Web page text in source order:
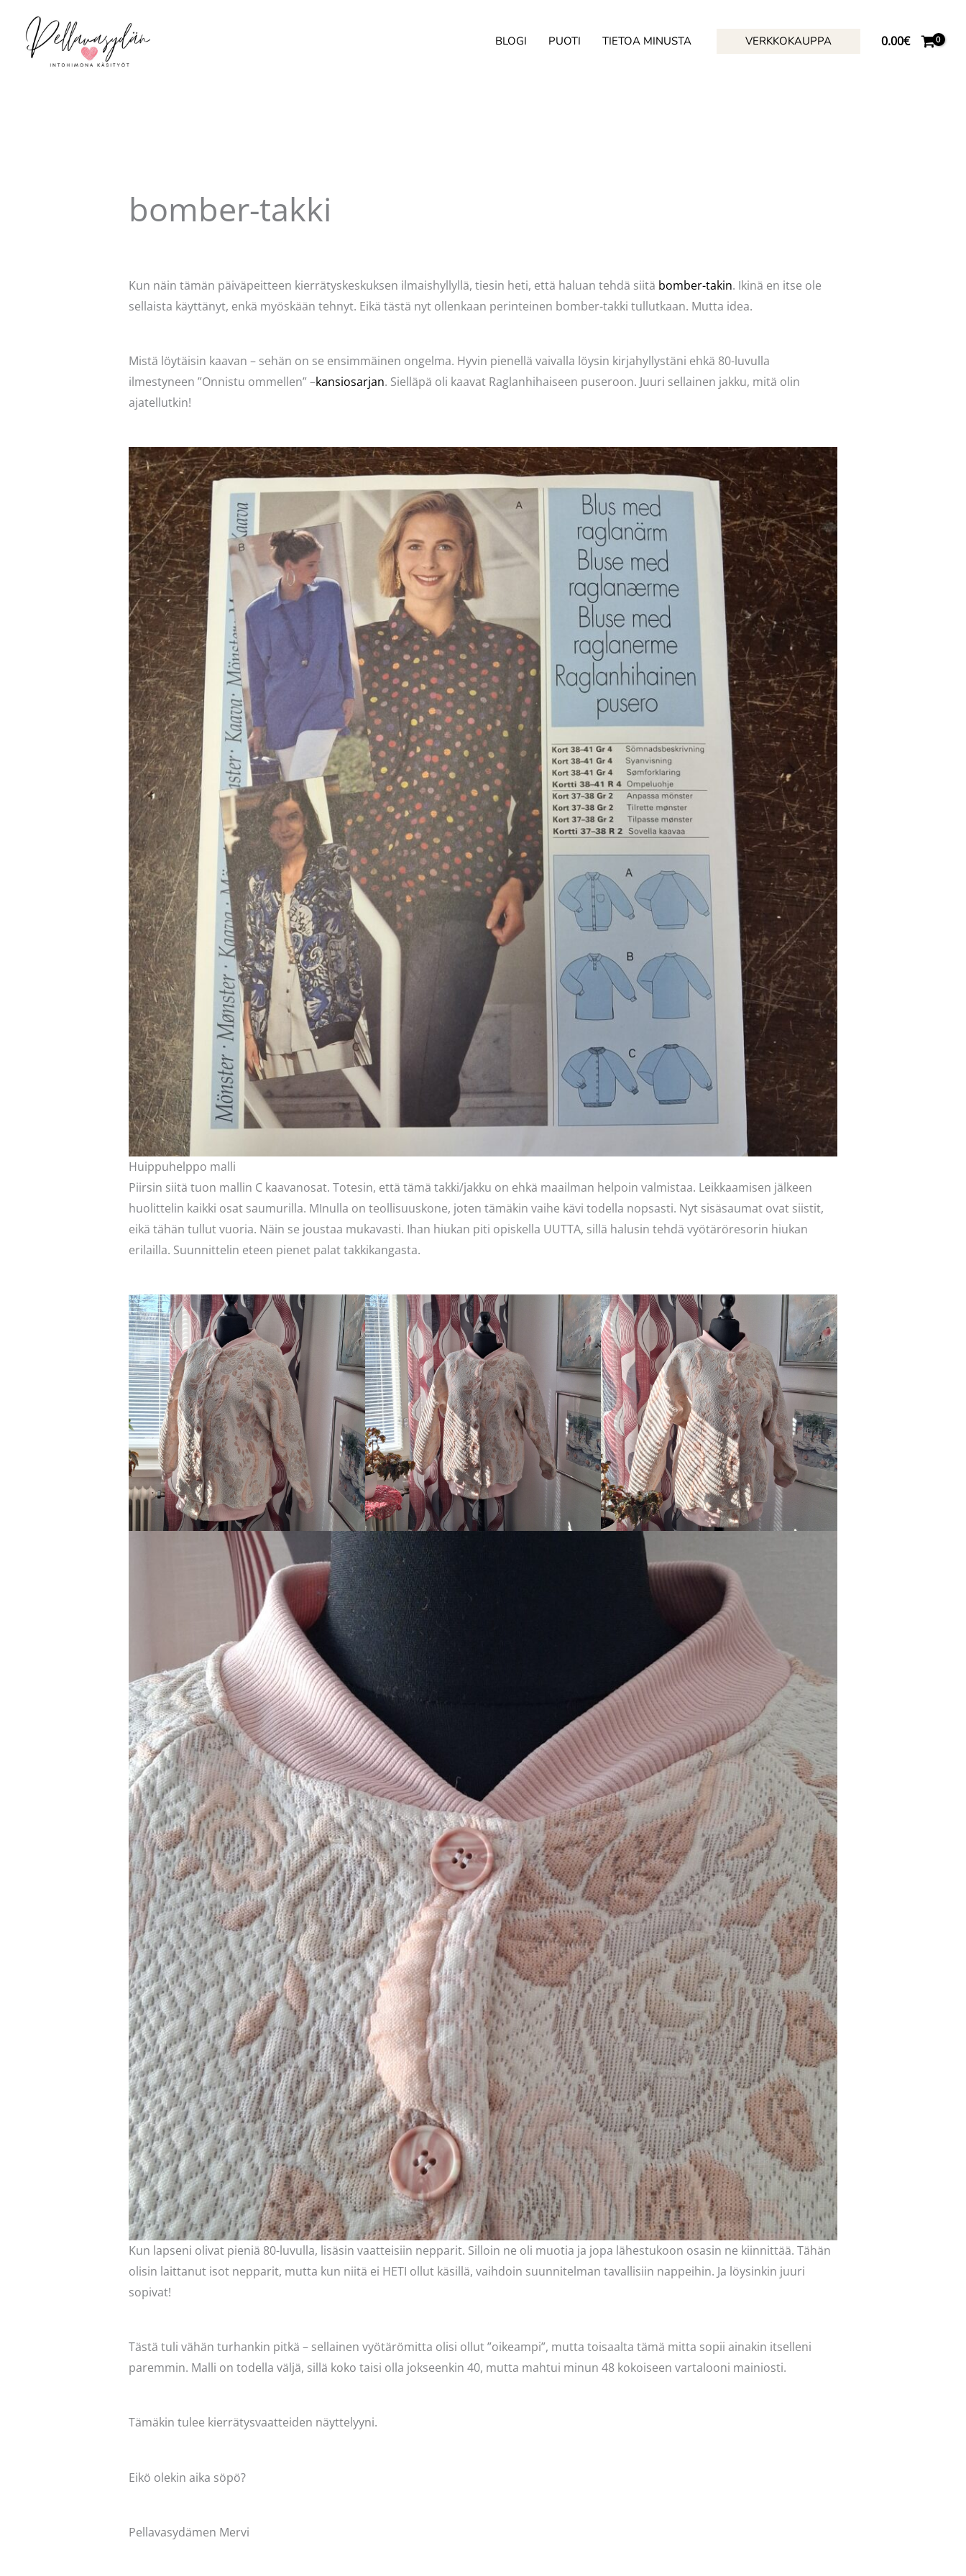
sisältöön
BLOGI PUOTI TIETOA MINUSTA VERKKOKAUPPA 0.00€
bomber-takki
Kun näin tämän päiväpeitteen kierrätyskeskuksen ilmaishyllyllä, tiesin heti, että haluan tehdä siitä bomber-takin. Ikinä en itse ole
sellaista käyttänyt, enkä myöskään tehnyt. Eikä tästä nyt ollenkaan perinteinen bomber-takki tullutkaan. Mutta idea.
Mistä löytäisin kaavan – sehän on se ensimmäinen ongelma. Hyvin pienellä vaivalla löysin kirjahyllystäni ehkä 80-luvulla
ilmestyneen ”Onnistu ommellen” –kansiosarjan. Sielläpä oli kaavat Raglanhihaiseen puseroon. Juuri sellainen jakku, mitä olin
ajatellutkin!
Huippuhelppo malli
Piirsin siitä tuon mallin C kaavanosat. Totesin, että tämä takki/jakku on ehkä maailman helpoin valmistaa. Leikkaamisen jälkeen
huolittelin kaikki osat saumurilla. MInulla on teollisuuskone, joten tämäkin vaihe kävi todella nopsasti. Nyt sisäsaumat ovat siistit,
eikä tähän tullut vuoria. Näin se joustaa mukavasti. Ihan hiukan piti opiskella UUTTA, sillä halusin tehdä vyötäröresorin hiukan
erilailla. Suunnittelin eteen pienet palat takkikangasta.
Kun lapseni olivat pieniä 80-luvulla, lisäsin vaatteisiin nepparit. Silloin ne oli muotia ja jopa lähestukoon osasin ne kiinnittää. Tähän
olisin laittanut isot nepparit, mutta kun niitä ei HETI ollut käsillä, vaihdoin suunnitelman tavallisiin nappeihin. Ja löysinkin juuri
sopivat!
Tästä tuli vähän turhankin pitkä – sellainen vyötärömitta olisi ollut ”oikeampi”, mutta toisaalta tämä mitta sopii ainakin itselleni
paremmin. Malli on todella väljä, sillä koko taisi olla jokseenkin 40, mutta mahtui minun 48 kokoiseen vartalooni mainiosti.
Tämäkin tulee kierrätysvaatteiden näyttelyyni.
Eikö olekin aika söpö?
Pellavasydämen Mervi